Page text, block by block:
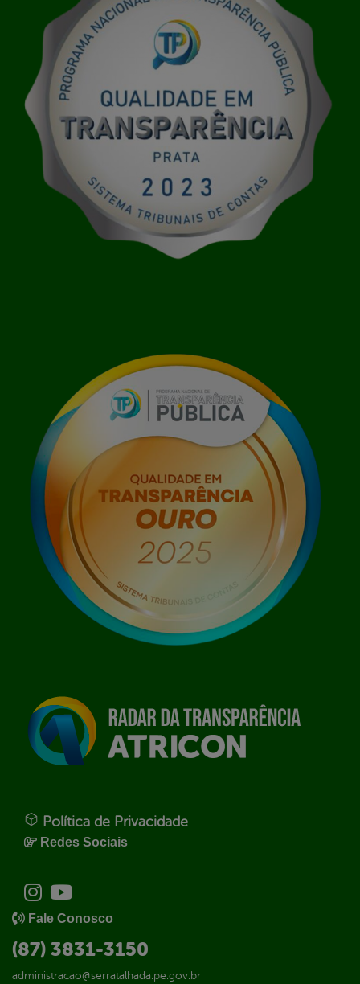
Política de Privacidade
Redes Sociais
Fale Conosco
(87) 3831-3150
administracao@serratalhada.pe.gov.br